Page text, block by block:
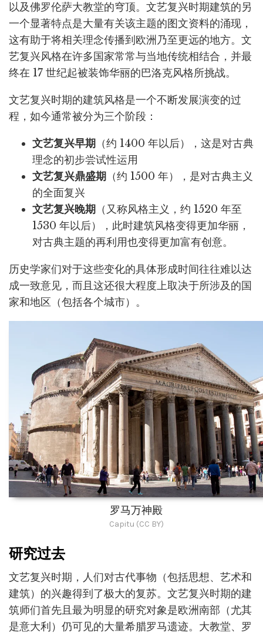
以及佛罗伦萨大教堂的穹顶。文艺复兴时期建筑的另
一个显著特点是大量有关该主题的图文资料的涌现，
这有助于将相关理念传播到欧洲乃至更远的地方。文
艺复兴风格在许多国家常常与当地传统相结合，并最
终在 17 世纪起被装饰华丽的巴洛克风格所挑战。
文艺复兴时期的建筑风格是一个不断发展演变的过
程，如今通常被分为三个阶段：
文艺复兴早期 （约 1400 年以后），这是对古典
理念的初步尝试性运用
文艺复兴鼎盛期 （约 1500 年），是对古典主义
的全面复兴
文艺复兴晚期 （又称风格主义，约 1520 年至
1530 年以后），此时建筑风格变得更加华丽，
对古典主题的再利用也变得更加富有创意。
历史学家们对于这些变化的具体形成时间往往难以达
成一致意见，而且这还很大程度上取决于所涉及的国
家和地区（包括各个城市）。
罗马万神殿
Capitu (CC BY)
研究过去
文艺复兴时期，人们对古代事物（包括思想、艺术和
建筑）的兴趣得到了极大的复苏。文艺复兴时期的建
筑师们首先且最为明显的研究对象是欧洲南部（尤其
是意大利）仍可见的大量希腊罗马遗迹。大教堂、罗